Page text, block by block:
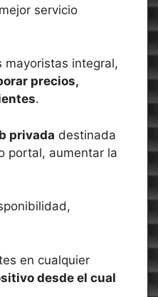
servicio
mayoristas integral,
precios,
.
privada destinada
portal, aumentar la
en cualquier
desde el cual